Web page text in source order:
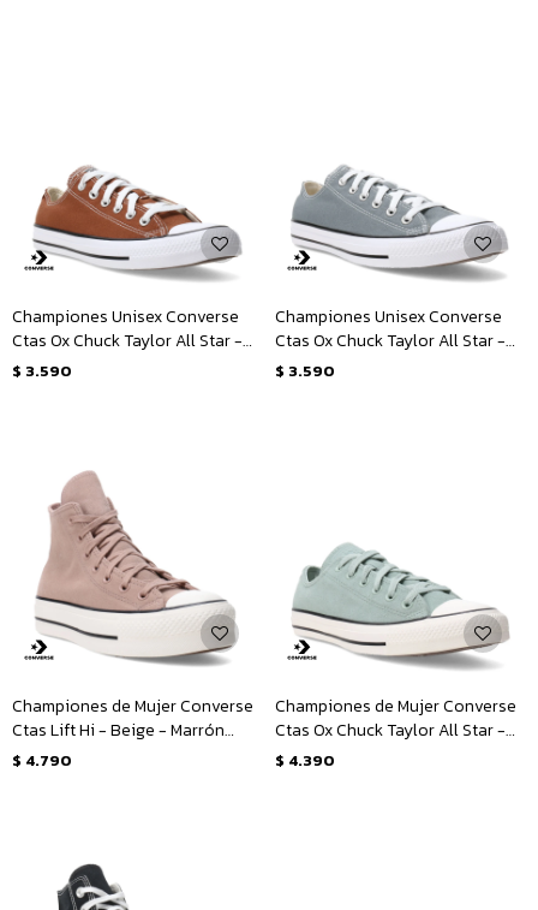
Championes Unisex Converse
Ctas Ox Chuck Taylor All Star -
Marrón - Blanco
$ 3.590
Championes Unisex Converse
Ctas Ox Chuck Taylor All Star -
Gris - Blanco
$ 3.590
Championes de Mujer Converse
Ctas Lift Hi - Beige - Marrón
Tierra
$ 4.790
Championes de Mujer Converse
Ctas Ox Chuck Taylor All Star -
Verde - Blanco
$ 4.390